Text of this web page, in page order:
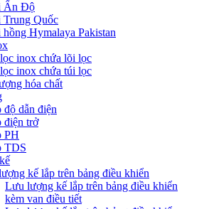
Ấn Độ
Trung Quốc
Hymalaya Pakistan
inox chứa lõi lọc
inox chứa túi lọc
hóa chất
dẫn điện
điện trở
PH
TDS
kế lắp trên bảng điều khiển
Lưu lượng kế lắp trên bảng điều khiển
kèm van điều tiết